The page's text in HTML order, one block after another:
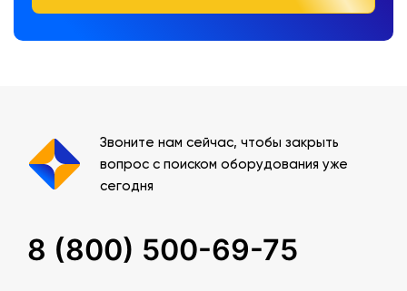
Звоните нам сейчас, чтобы закрыть
вопрос с поиском оборудования уже
сегодня
8 (800) 500-69-75